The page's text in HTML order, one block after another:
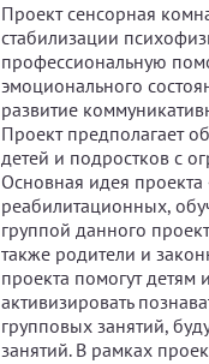
Проект сенсорная
стабилизации
профессиональную
эмоционального
развитие
Проект предполагает
детей и подростков с
Основная идея
реабилитационных,
группой данного
также родители и
проекта помогут детям
активизировать
групповых занятий,
занятий. В рамках